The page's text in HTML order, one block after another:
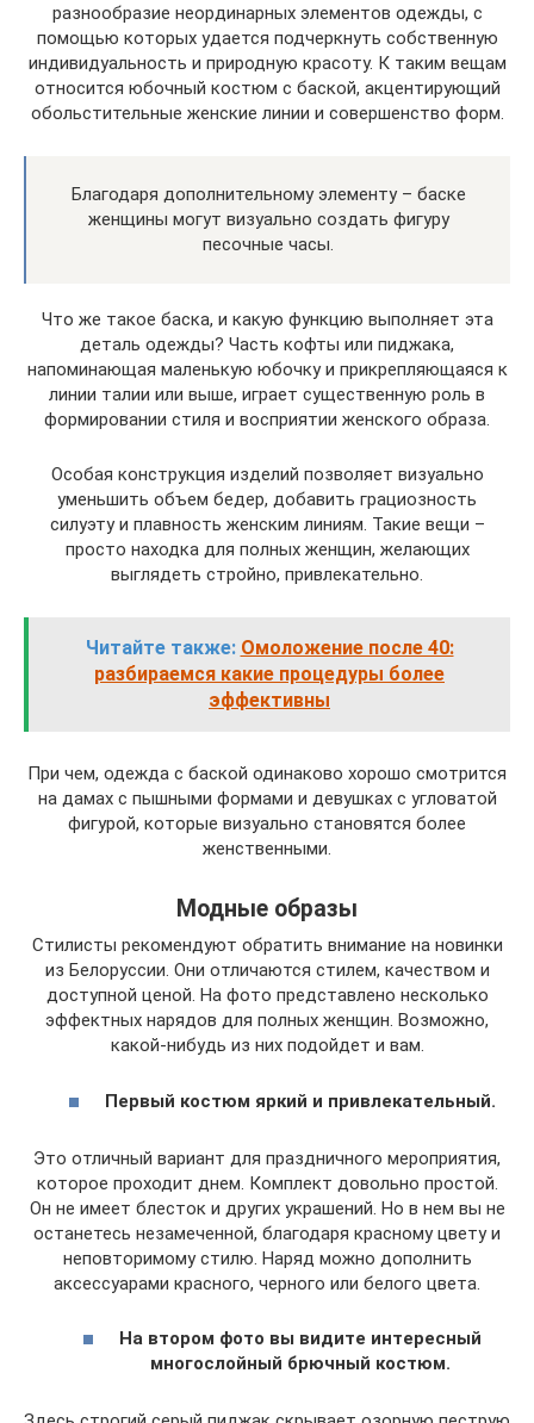
разнообразие неординарных элементов одежды, с
помощью которых удается подчеркнуть собственную
индивидуальность и природную красоту. К таким вещам
относится юбочный костюм с баской, акцентирующий
обольстительные женские линии и совершенство форм.
Благодаря дополнительному элементу – баске
женщины могут визуально создать фигуру
песочные часы.
Что же такое баска, и какую функцию выполняет эта
деталь одежды? Часть кофты или пиджака,
напоминающая маленькую юбочку и прикрепляющаяся к
линии талии или выше, играет существенную роль в
формировании стиля и восприятии женского образа.
Особая конструкция изделий позволяет визуально
уменьшить объем бедер, добавить грациозность
силуэту и плавность женским линиям. Такие вещи –
просто находка для полных женщин, желающих
выглядеть стройно, привлекательно.
Читайте также: Омоложение после 40:
разбираемся какие процедуры более
эффективны
При чем, одежда с баской одинаково хорошо смотрится
на дамах с пышными формами и девушках с угловатой
фигурой, которые визуально становятся более
женственными.
Модные образы
Стилисты рекомендуют обратить внимание на новинки
из Белоруссии. Они отличаются стилем, качеством и
доступной ценой. На фото представлено несколько
эффектных нарядов для полных женщин. Возможно,
какой-нибудь из них подойдет и вам.
Первый костюм яркий и привлекательный.
Это отличный вариант для праздничного мероприятия,
которое проходит днем. Комплект довольно простой.
Он не имеет блесток и других украшений. Но в нем вы не
останетесь незамеченной, благодаря красному цвету и
неповторимому стилю. Наряд можно дополнить
аксессуарами красного, черного или белого цвета.
На втором фото вы видите интересный
многослойный брючный костюм.